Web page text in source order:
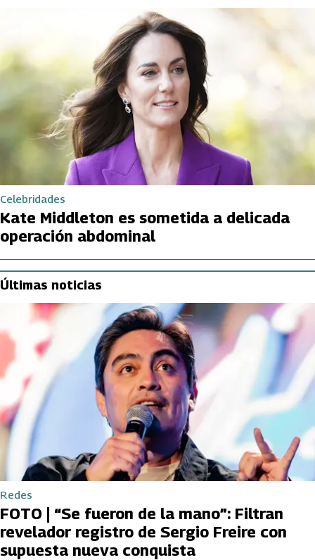
Celebridades
Kate Middleton es sometida a delicada
operación abdominal
Últimas noticias
Redes
FOTO | “Se fueron de la mano”: Filtran
revelador registro de Sergio Freire con
supuesta nueva conquista